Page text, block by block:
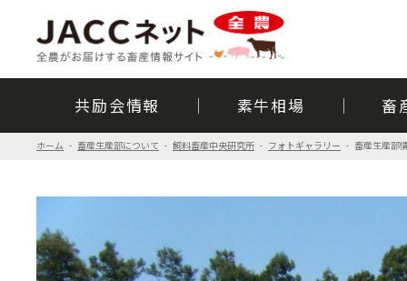
共励会情報 素牛相場 畜
ホーム 畜産生産部について 飼料畜産中央研究所 フォトギャラリー 畜産生産部